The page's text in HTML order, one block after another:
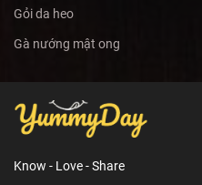
Gỏi da heo
Gà nướng mật ong
Know - Love - Share